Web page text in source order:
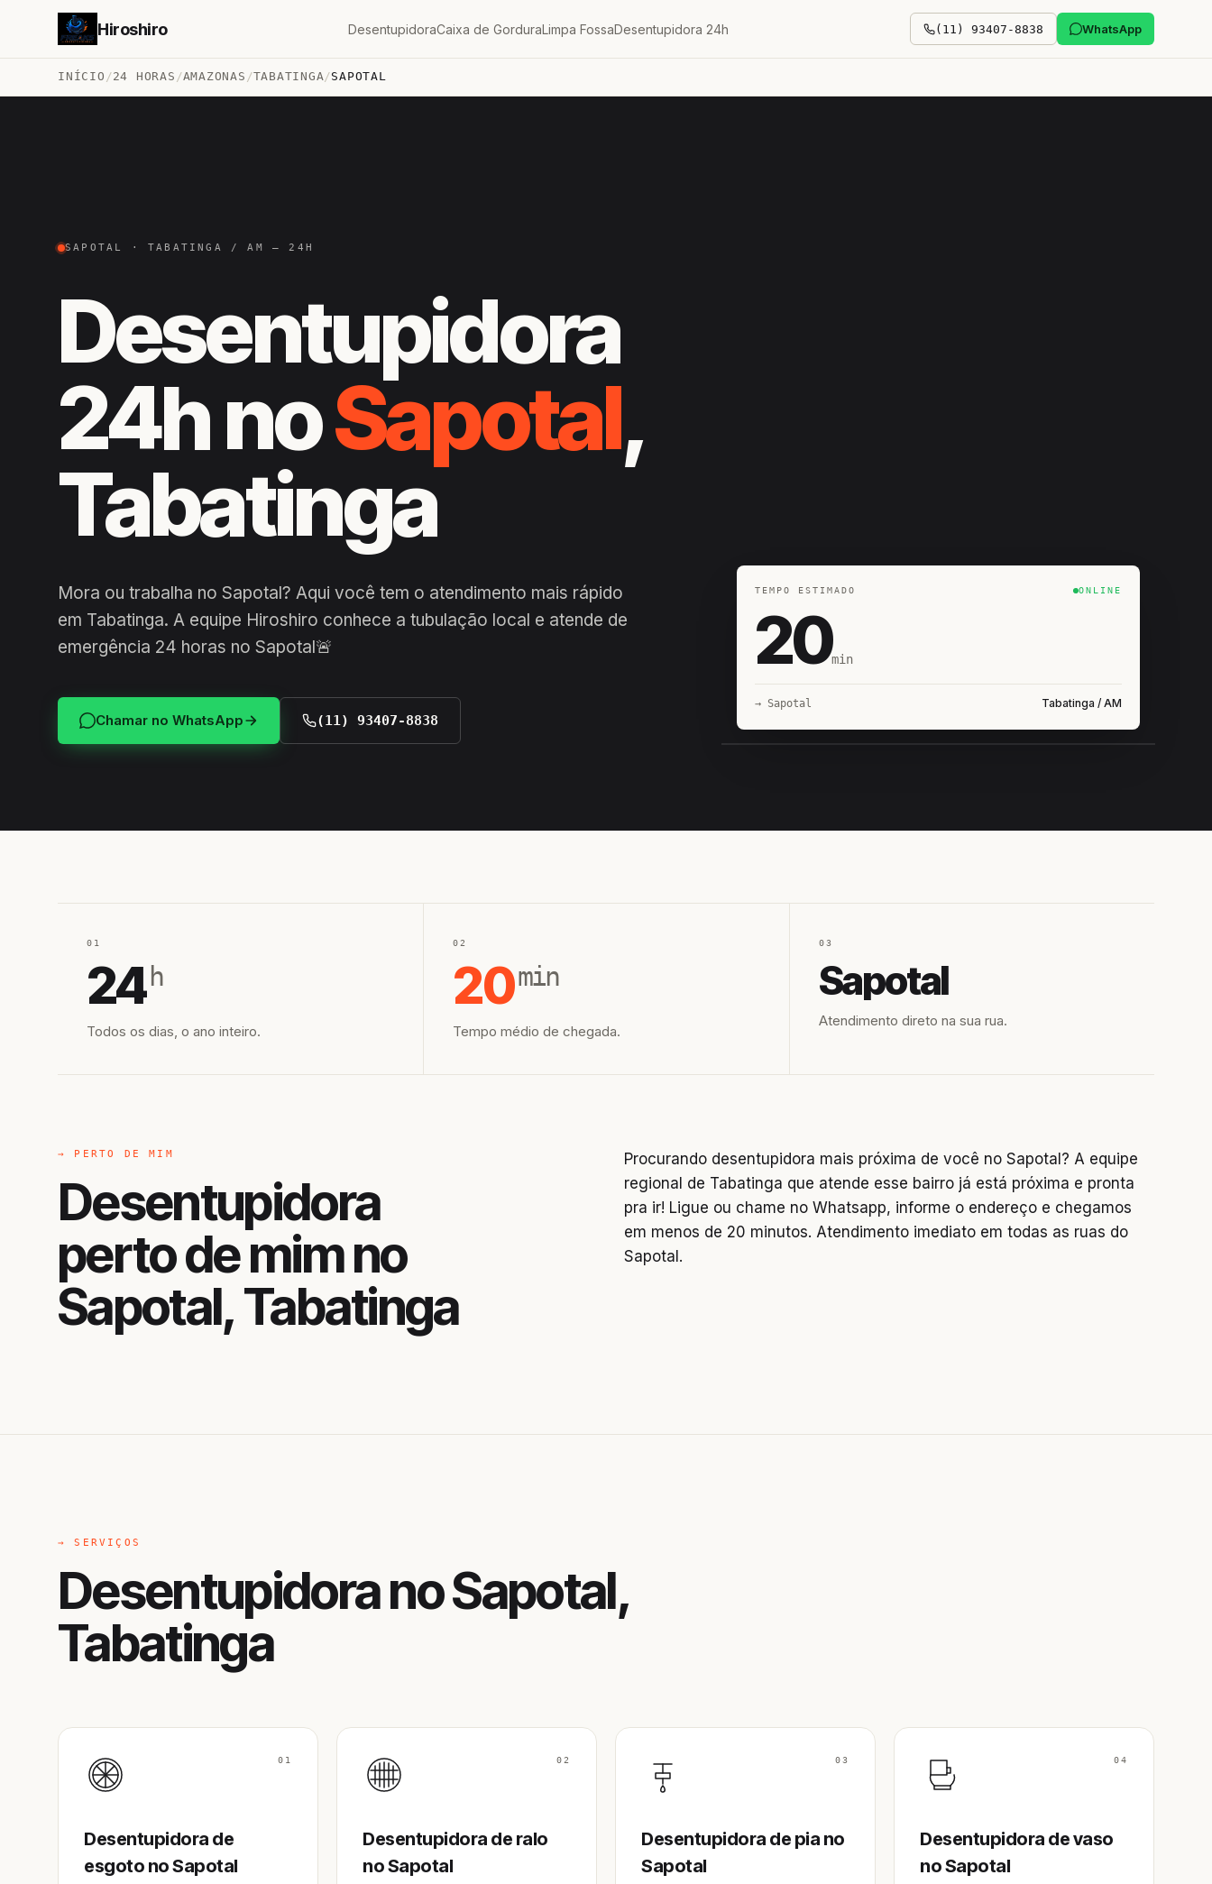
Hiroshiro DesentupidoraCaixa de GorduraLimpa FossaDesentupidora 24h (11) 93407-8838 WhatsApp
INÍCIO /24 HORAS /AMAZONAS /TABATINGA/SAPOTAL
SAPOTAL · TABATINGA / AM — 24H
Desentupidora
24h noSapotal,
Tabatinga
Mora ou trabalha no Sapotal? Aqui você tem o atendimento mais rápido
em Tabatinga. A equipe Hiroshiro conhece a tubulação local e atende de
emergência 24 horas no Sapotal🚨
Chamar no WhatsApp (11) 93407-8838
TEMPO ESTIMADO ONLINE
20min
→ Sapotal Tabatinga / AM
01
24 h
Todos os dias, o ano inteiro.
02
20min
Tempo médio de chegada.
03
Sapotal
Atendimento direto na sua rua.
→ PERTO DE MIM
Desentupidora
perto de mim no
Sapotal, Tabatinga
Procurando desentupidora mais próxima de você no Sapotal? A equipe
regional de Tabatinga que atende esse bairro já está próxima e pronta
pra ir! Ligue ou chame no Whatsapp, informe o endereço e chegamos
em menos de 20 minutos. Atendimento imediato em todas as ruas do
Sapotal.
→ SERVIÇOS
Desentupidora no Sapotal,
Tabatinga
01
Desentupidora de
esgoto no Sapotal
02
Desentupidora de ralo
no Sapotal
03
Desentupidora de pia no
Sapotal
04
Desentupidora de vaso
no Sapotal